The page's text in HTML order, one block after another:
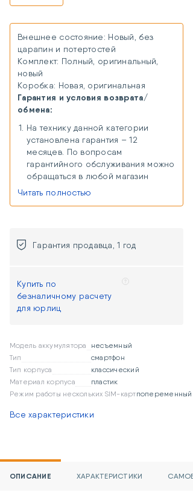
Внешнее состояние: Новый, без
царапин и потертостей
Комплект: Полный, оригинальный,
новый
Коробка: Новая, оригинальная
Гарантия и условия возврата/
обмена:
На технику данной категории
установлена гарантия – 12
месяцев. По вопросам
гарантийного обслуживания можно
обращаться в любой магазин
России или курьерскую доставку
осуществляются за счет
покупателя и компенсируются
продавцом одновременно с
При желании можно продлить
гарантию на товар данной
категории на срок до 3 лет.
Стоимость предоставления услуги
дополнительной гарантии:
приобретаемого устройства.
Если приобретенный товар не
подошел или не понравился, его
Читать полностью
Гарантия продавца, 1 год
Купить по
безналичному расчету
для юрлиц
Модель аккумулятора
несъемный
Тип
смартфон
Тип корпуса
классический
Материал корпуса
пластик
Режим работы нескольких SIM-картпопеременный
Все характеристики
ОПИСАНИЕ ХАРАКТЕРИСТИКИ